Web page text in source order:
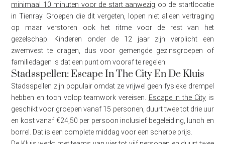
minimaal 10 minuten voor de start aanwezig op de startlocatie
in Tienray. Groepen die dit vergeten, lopen niet alleen vertraging
op maar verstoren ook het ritme voor de rest van het
gezelschap. Kinderen onder de 12 jaar zijn verplicht een
zwemvest te dragen, dus voor gemengde gezinsgroepen of
familiedagen is dat een punt om vooraf te regelen.
Stadsspellen: Escape In The City En De Kluis
Stadsspellen zijn populair omdat ze vrijwel geen fysieke drempel
hebben en toch volop teamwork vereisen.
Escape in the Cityis
geschikt voor groepen vanaf 15 personen, duurt twee tot drie uur
en kost vanaf €24,50 per persoon inclusief begeleiding, lunch en
borrel. Dat is een complete middag voor een scherpe prijs.